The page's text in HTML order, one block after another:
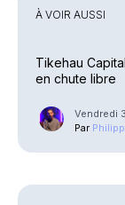
À VOIR AUSSI
Tikehau
en chute libre
Vendredi
Par